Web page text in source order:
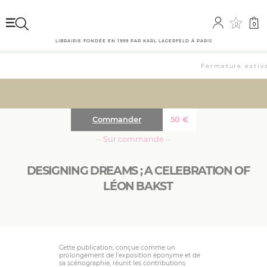
0 0
LIBRAIRIE FONDÉE EN 1999 PAR KARL LAGERFELD À PARIS
Fermeture
DESIGNING DREAMS ; A CELEBRATION OF
LÉON BAKST
50 €
Commander
··· Sur commande ···
Cette publication, conçue comme un
prolongement de l’exposition éponyme et de
sa scénographie, réunit les contributions